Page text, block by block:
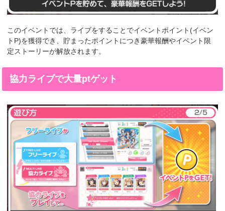
このイベントでは、ライブをすることでイベントポイント(イベン
トP)を獲得でき、貯まったポイントにつき豪華報酬やイベント限
定ストーリーが解放されます。
協力ライブで大量ptゲット